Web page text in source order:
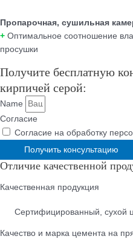
Пропарочная, сушильная
+ Оптимальное соотношение
просушки
Получите бесплатную
кирпичей серой:
Name
Согласие
Согласие на обработку
Получить консультацию
Отличие качественной
Качественная продукция
Cертифицированный, сухой
Качество и марка цемента на